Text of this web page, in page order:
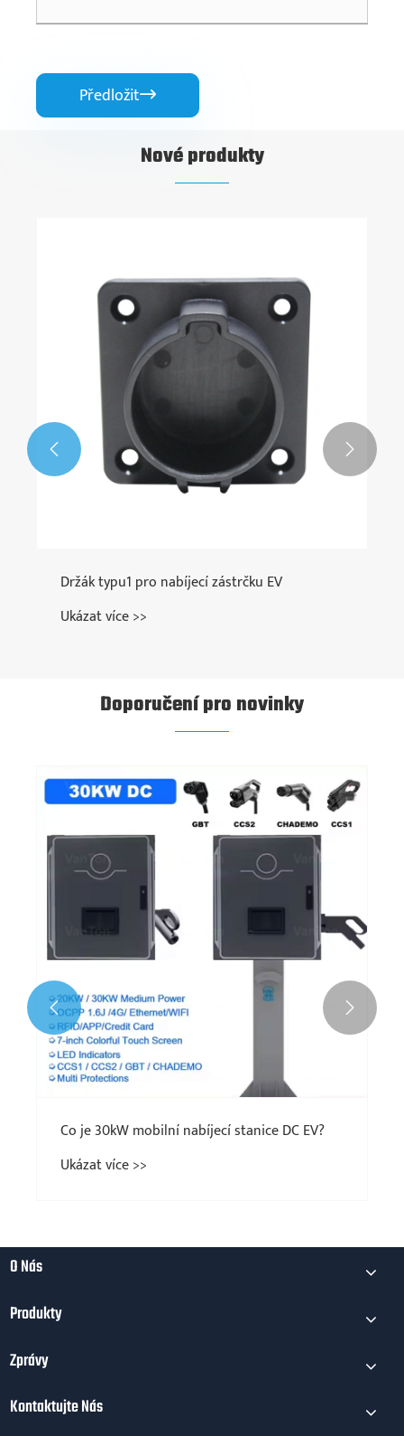
Předložit
Nové produkty
Držák typu1 pro nabíjecí zástrčku EV
Ukázat více >>
 
Doporučení pro novinky
Co je 30kW mobilní nabíjecí stanice DC EV?
Ukázat více >>
 
O Nás
Produkty
Zprávy
Kontaktujte Nás